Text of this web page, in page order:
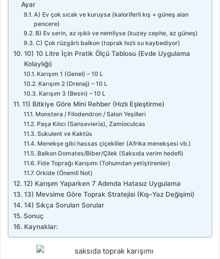
Ayar
A) Ev çok sıcak ve kuruysa (kaloriferli kış + güneş alan
pencere)
B) Ev serin, az ışıklı ve nemliyse (kuzey cephe, az güneş)
C) Çok rüzgârlı balkon (toprak hızlı su kaybediyor)
10) 10 Litre İçin Pratik Ölçü Tablosu (Evde Uygulama
Kolaylığı)
Karışım 1 (Genel) – 10 L
Karışım 2 (Drenaj) – 10 L
Karışım 3 (Besin) – 10 L
11) Bitkiye Göre Mini Rehber (Hızlı Eşleştirme)
Monstera / Filodendron / Salon Yeşilleri
Paşa Kılıcı (Sansevieria), Zamioculcas
Sukulent ve Kaktüs
Menekşe gibi hassas çiçekliler (Afrika menekşesi vb.)
Balkon Domates/Biber/Çilek (Saksıda verim hedefi)
Fide Toprağı Karışımı (Tohumdan yetiştirenler)
Orkide (Önemli Not)
12) Karışım Yaparken 7 Adımda Hatasız Uygulama
13) Mevsime Göre Toprak Stratejisi (Kış–Yaz Değişimi)
14) Sıkça Sorulan Sorular
Sonuç
Kaynaklar: